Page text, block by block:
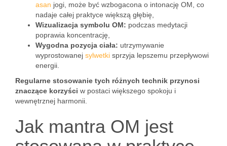
asan jogi, może być wzbogacona o intonację OM, co
nadaje całej praktyce większą głębię,
Wizualizacja symbolu OM: podczas medytacji
poprawia koncentrację,
Wygodna pozycja ciała: utrzymywanie
wyprostowanej sylwetki sprzyja lepszemu przepływowi
energii.
Regularne stosowanie tych różnych technik przynosi
znaczące korzyści w postaci większego spokoju i
wewnętrznej harmonii.
Jak mantra OM jest